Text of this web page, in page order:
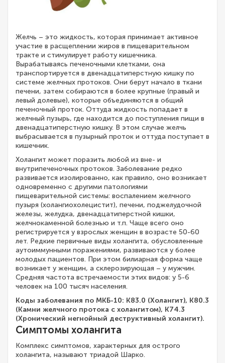
Желчь – это жидкость, которая принимает активное
участие в расщеплении жиров в пищеварительном
тракте и стимулирует работу кишечника.
Вырабатываясь печеночными клетками, она
транспортируется в двенадцатиперстную кишку по
системе желчных протоков. Они берут начало в ткани
печени, затем собираются в более крупные (правый и
левый долевые), которые объединяются в общий
печеночный проток. Оттуда жидкость попадает в
желчный пузырь, где находится до поступления пищи в
двенадцатиперстную кишку. В этом случае желчь
выбрасывается в пузырный проток и оттуда поступает в
кишечник.
Холангит может поразить любой из вне- и
внутрипеченочных протоков. Заболевание редко
развивается изолированно, как правило, оно возникает
одновременно с другими патологиями
пищеварительной системы: воспалением желчного
пузыря (холангиохолецистит), печени, поджелудочной
железы, желудка, двенадцатиперстной кишки,
желчнокаменной болезнью и т.п. Чаще всего оно
регистрируется у взрослых женщин в возрасте 50-60
лет. Редкие первичные виды холангита, обусловленные
аутоиммунными поражениями, развиваются у более
молодых пациентов. При этом билиарная форма чаще
возникает у женщин, а склерозирующая – у мужчин.
Средняя частота встречаемости этих видов: у 5-6
человек на 100 тысяч населения.
Коды заболевания по МКБ-10: K83.0 (Холангит), K80.3
(Камни желчного протока с холангитом), K74.3
(Хронический негнойный деструктивный холангит).
Симптомы холангита
Комплекс симптомов, характерных для острого
холангита, называют триадой Шарко.